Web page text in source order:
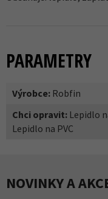
PARAMETRY
Výrobce: Robfin
Chci opravit: Lepidlo
Lepidlo na PVC
NOVINKY A